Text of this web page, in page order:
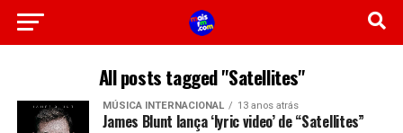
All posts tagged "Satellites"
MÚSICA INTERNACIONAL 13 anos atrás
James Blunt lança ‘lyric video’ de “Satellites”